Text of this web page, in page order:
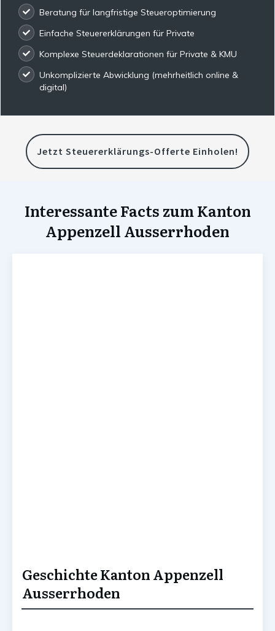
Beratung für langfristige Steueroptimierung
Einfache Steuererklärungen für Private
Komplexe Steuerdeklarationen für Private & KMU
Unkomplizierte Abwicklung (mehrheitlich online &
digital)
Jetzt Steuererklärungs-Offerte Einholen!
Interessante Facts zum Kanton
Appenzell Ausserrhoden
Geschichte Kanton Appenzell
Ausserrhoden